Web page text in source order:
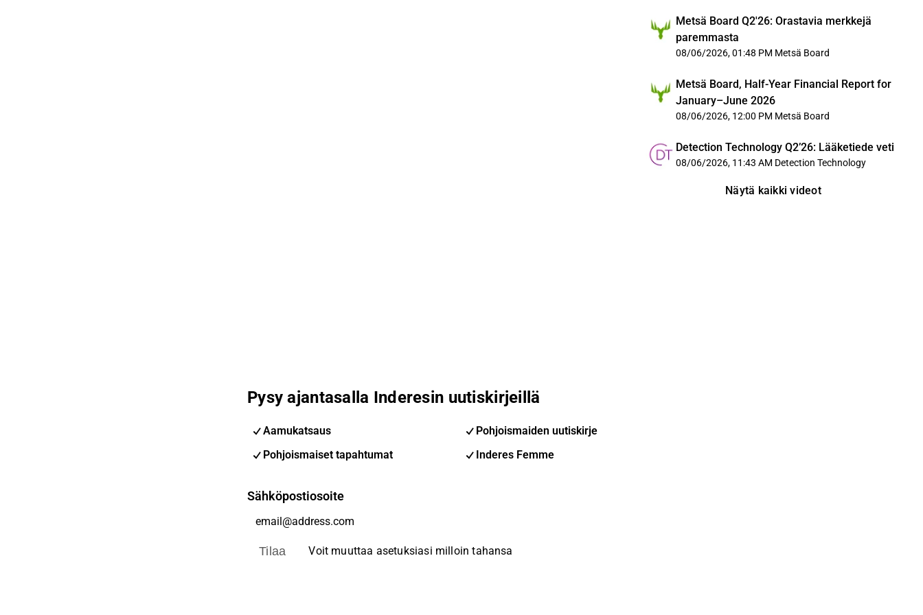
Metsä Board Q2'26: Orastavia merkkejä
paremmasta
08/06/2026, 01:48 PM Metsä Board
Metsä Board, Half-Year Financial Report for
January–June 2026
08/06/2026, 12:00 PM Metsä Board
Detection Technology Q2’26: Lääketiede veti
08/06/2026, 11:43 AM Detection Technology
Näytä kaikki videot
Pysy ajantasalla Inderesin uutiskirjeillä
Aamukatsaus
Pohjoismaiden uutiskirje
Pohjoismaiset tapahtumat
Inderes Femme
Sähköpostiosoite
Tilaa Voit muuttaa asetuksiasi milloin tahansa